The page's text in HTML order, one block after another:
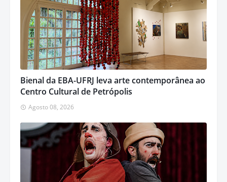
Bienal da EBA-UFRJ leva arte contemporânea ao
Centro Cultural de Petrópolis
Agosto 08, 2026